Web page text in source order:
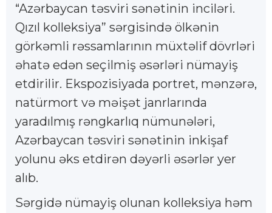
“Azərbaycan təsviri sənətinin inciləri.
Qızıl kolleksiya” sərgisində ölkənin
görkəmli rəssamlarının müxtəlif dövrləri
əhatə edən seçilmiş əsərləri nümayiş
etdirilir. Ekspozisiyada portret, mənzərə,
natürmort və məişət janrlarında
yaradılmış rəngkarlıq nümunələri,
Azərbaycan təsviri sənətinin inkişaf
yolunu əks etdirən dəyərli əsərlər yer
alıb.
Sərgidə nümayiş olunan kolleksiya həm